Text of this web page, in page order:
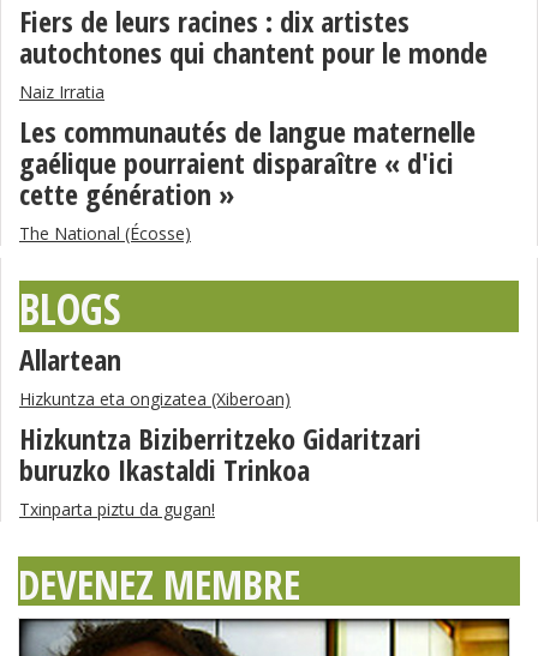
Fiers de leurs racines : dix artistes
autochtones qui chantent pour le monde
Naiz Irratia
Les communautés de langue maternelle
gaélique pourraient disparaître « d'ici
cette génération »
The National (Écosse)
BLOGS
Allartean
Hizkuntza eta ongizatea (Xiberoan)
Hizkuntza Biziberritzeko Gidaritzari
buruzko Ikastaldi Trinkoa
Txinparta piztu da gugan!
DEVENEZ MEMBRE